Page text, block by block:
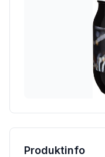
Produktinfo